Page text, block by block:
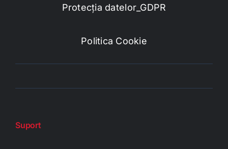
Protecția datelor_GDPR
Politica Cookie
Suport